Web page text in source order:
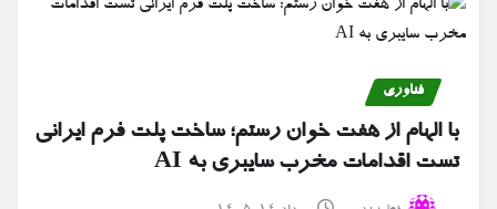
فناوری
با الهام از هفت خوان رستم؛ ساخت پلت فرم ایرانی
تست اقدامات مخرب سایبری به AI